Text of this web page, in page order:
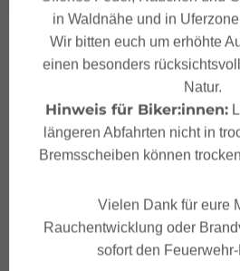
in Waldnähe und in
Wir bitten euch um erhöhte
einen besonders
Natur.
Hinweis für Biker:innen:
längeren Abfahrten nicht in
Bremsscheiben können
Vielen Dank für eure
Rauchentwicklung oder
sofort den